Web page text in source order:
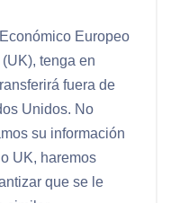
Europeo
tenga en
fuera de
Unidos. No
su información
UK, haremos
que se le